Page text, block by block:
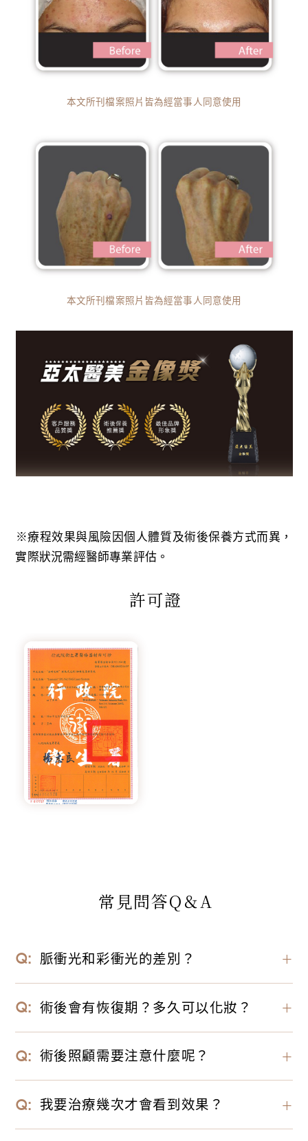
本文所刊檔案照片皆為經當事人同意使用
本文所刊檔案照片皆為經當事人同意使用
※療程效果與風險因個人體質及術後保養方式而異，
實際狀況需經醫師專業評估。
許可證
常見問答Q＆A
脈衝光和彩衝光的差別？ ＋
過去脈衝光會有突然過高的能量不均之情形，易造
不同波長的濾光片可以依據膚色、年齡、個人需求
來調整能量，解決各式肌膚問題。
術後會有恢復期？多久可以化妝？ ＋
僅需加強保濕與防曬，無修復期，治療後如無不良
術後照顧需要注意什麼呢？ ＋
術後需加強保濕及防曬，保濕可加速皮膚代謝修
我要治療幾次才會看到效果？ ＋